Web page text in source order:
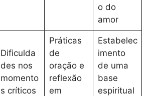
o do
amor
Dificulda
des nos
momento
s críticos
Práticas
de
oração e
reflexão
em
Estabelec
imento
de uma
base
espiritual